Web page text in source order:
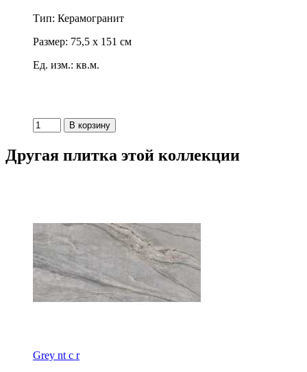
Тип: Керамогранит
Размер: 75,5 x 151 см
Ед. изм.: кв.м.
Другая плитка этой коллекции
Grey nt c r